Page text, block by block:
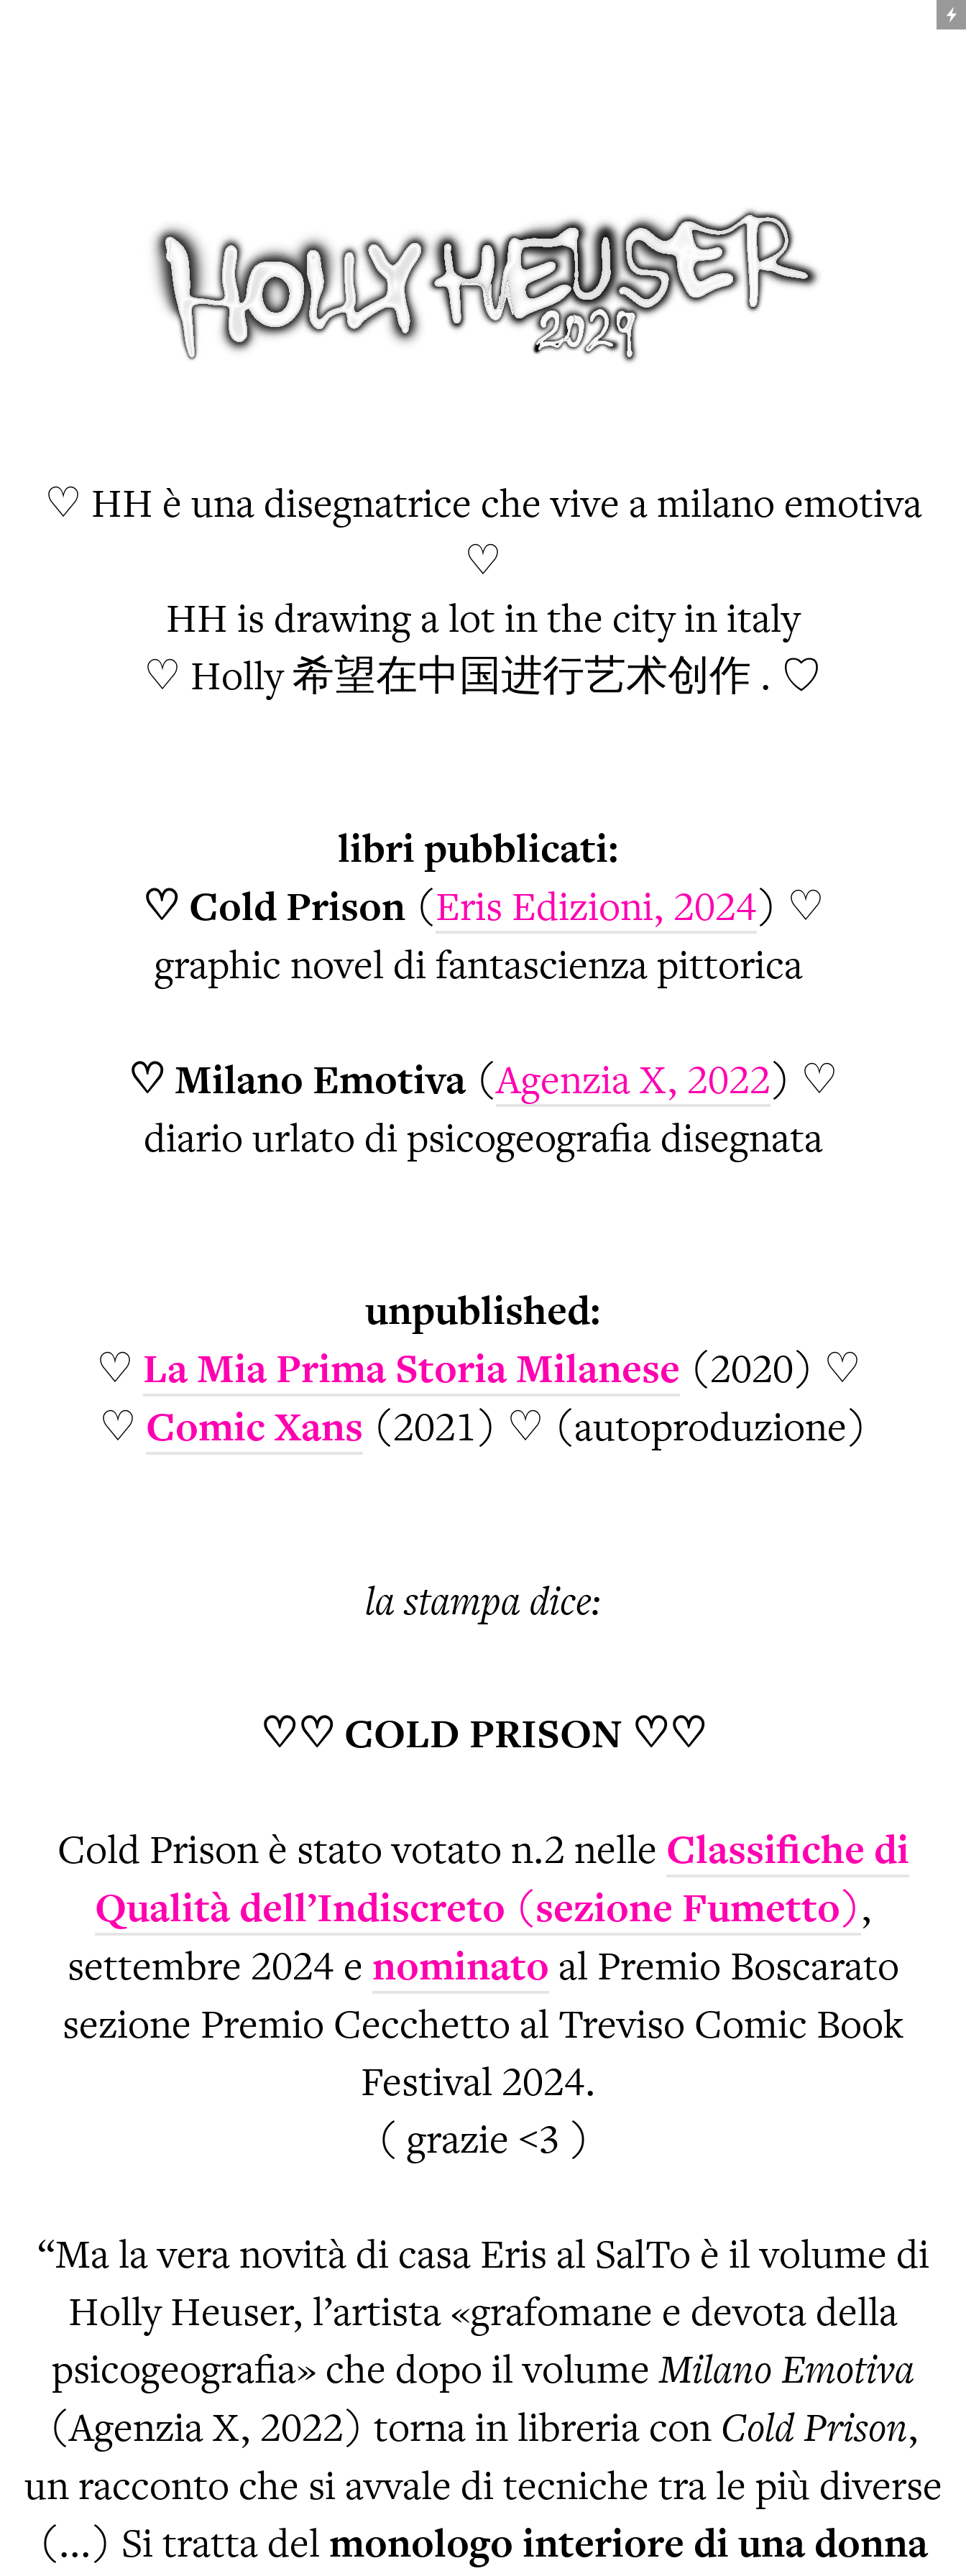
♡ HH è una disegnatrice che vive a milano emotiva
♡
HH is drawing a lot in the city in italy
♡ Holly 希望在中国进行艺术创作 . ♡
libri pubblicati:
♡ Cold Prison(Eris Edizioni, 2024) ♡
graphic novel di fantascienza pittorica
♡ Milano Emotiva(Agenzia X, 2022) ♡
diario urlato di psicogeografia disegnata
unpublished:
♡ La Mia Prima Storia Milanese (2020) ♡
♡ Comic Xans (2021) ♡ (autoproduzione)
la stampa dice:
♡♡ COLD PRISON ♡♡
Cold Prison è stato votato n.2 nelle Classifiche di
Qualità dell’Indiscreto (sezione Fumetto),
settembre 2024 e nominato al Premio Boscarato
sezione Premio Cecchetto al Treviso Comic Book
Festival 2024.
( grazie <3 )
“Ma la vera novità di casa Eris al SalTo è il volume di
Holly Heuser, l’artista «grafomane e devota della
psicogeografia» che dopo il volumeMilano Emotiva
(Agenzia X, 2022) torna in libreria con Cold Prison,
un racconto che si avvale di tecniche tra le più diverse
(...) Si tratta del monologo interiore di una donna